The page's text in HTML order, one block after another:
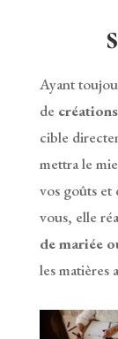
Ayant
de
cible
mettra le
vos goûts et
vous, elle
de mariée
les matières